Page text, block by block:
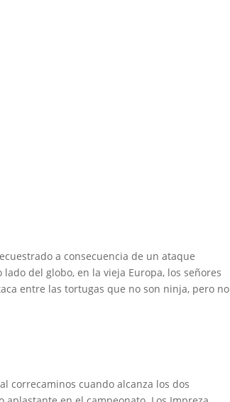
a consecuencia de un ataque
del globo, en la vieja Europa, los señores
entre las tortugas que no son ninja, pero no
correcaminos cuando alcanza los dos